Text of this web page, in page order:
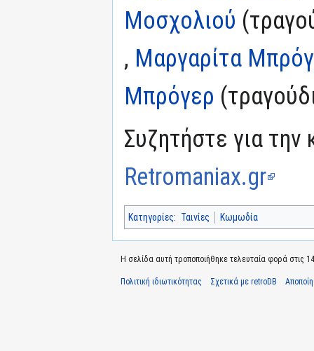
Μοσχολιού
, Μαργαρίτα
Μπρόγερ
Συζητήστε για την
Retromaniax.gr
Κατηγορίες: Ταινίες Κωμωδία
Η σελίδα αυτή τροποποιήθηκε τελευταία φορά στις
Πολιτική ιδιωτικότητας Σχετικά με retroDB